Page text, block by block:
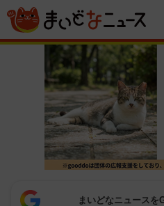
まいどなニュース